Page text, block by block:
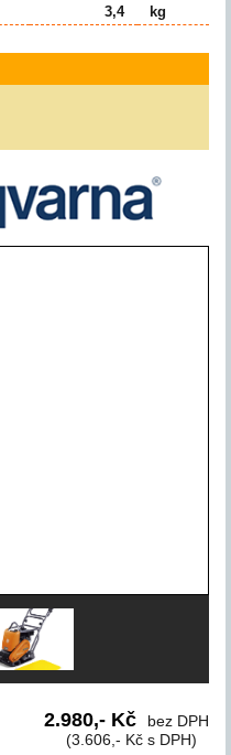
3,4
kg
2.980,- Kč
bez DPH
(3.606,- Kč s DPH)